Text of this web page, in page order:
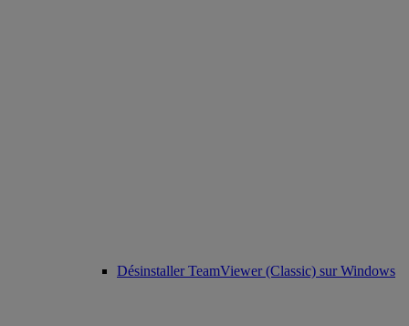
Désinstaller TeamViewer (Classic) sur Windows